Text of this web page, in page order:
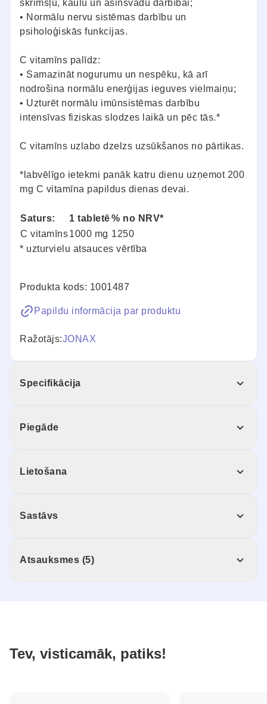
skrimšļu, kaulu un asinsvadu darbībai;
• Normālu nervu sistēmas darbību un
psiholoģiskās funkcijas.
C vitamīns palīdz:
• Samazināt nogurumu un nespēku, kā arī
nodrošina normālu enerģijas ieguves vielmaiņu;
• Uzturēt normālu imūnsistēmas darbību
intensīvas fiziskas slodzes laikā un pēc tās.*
C vitamīns uzlabo dzelzs uzsūkšanos no pārtikas.
*labvēlīgo ietekmi panāk katru dienu uzņemot 200
mg C vitamīna papildus dienas devai.
Saturs: 1 tabletē% no NRV*
C vitamīns1000 mg 1250
* uzturvielu atsauces vērtība
Produkta kods: 1001487
Papildu informācija par produktu
Ražotājs:JONAX
Specifikācija
Piegāde
Lietošana
Sastāvs
Atsauksmes (5)
Tev, visticamāk, patiks!